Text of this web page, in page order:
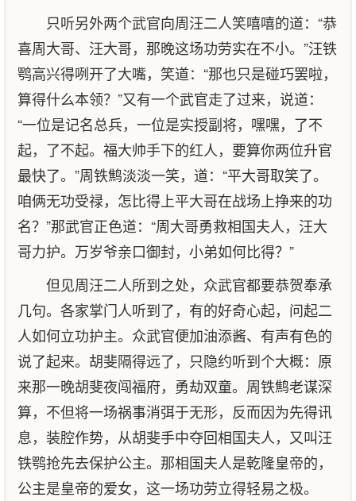
只听另外两个武官向周汪二人笑嘻嘻的道：“恭
喜周大哥、汪大哥，那晚这场功劳实在不小。”汪铁
鹗高兴得咧开了大嘴，笑道：“那也只是碰巧罢啦，
算得什么本领？”又有一个武官走了过来，说道：
“一位是记名总兵，一位是实授副将，嘿嘿，了不
起，了不起。福大帅手下的红人，要算你两位升官
最快了。”周铁鹪淡淡一笑，道：“平大哥取笑了。
咱俩无功受禄，怎比得上平大哥在战场上挣来的功
名？”那武官正色道：“周大哥勇救相国夫人，汪大
哥力护。万岁爷亲口御封，小弟如何比得？”
但见周汪二人所到之处，众武官都要恭贺奉承
几句。各家掌门人听到了，有的好奇心起，问起二
人如何立功护主。众武官便加油添酱、有声有色的
说了起来。胡斐隔得远了，只隐约听到个大概：原
来那一晚胡斐夜闯福府，勇劫双童。周铁鹪老谋深
算，不但将一场祸事消弭于无形，反而因为先得讯
息，装腔作势，从胡斐手中夺回相国夫人，又叫汪
铁鹗抢先去保护公主。那相国夫人是乾隆皇帝的，
公主是皇帝的爱女，这一场功劳立得轻易之极。